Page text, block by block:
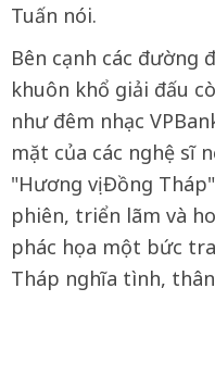
Tuấn nói.
Bên cạnh các đường
khuôn khổ giải đấu
như đêm nhạc
mặt của các nghệ sĩ
"Hương vị Đồng
phiên, triển lãm và
phác họa một bức
Tháp nghĩa tình,